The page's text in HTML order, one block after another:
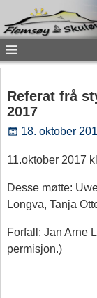
Referat frå
2017
18. oktober
11.oktober 2017
Desse møtte:
Longva, Tanja
Forfall: Jan Arne
permisjon.)